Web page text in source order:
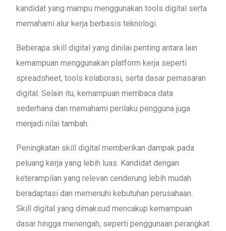
kandidat yang mampu menggunakan tools digital serta
memahami alur kerja berbasis teknologi.
Beberapa skill digital yang dinilai penting antara lain
kemampuan menggunakan platform kerja seperti
spreadsheet, tools kolaborasi, serta dasar pemasaran
digital. Selain itu, kemampuan membaca data
sederhana dan memahami perilaku pengguna juga
menjadi nilai tambah.
Peningkatan skill digital memberikan dampak pada
peluang kerja yang lebih luas. Kandidat dengan
keterampilan yang relevan cenderung lebih mudah
beradaptasi dan memenuhi kebutuhan perusahaan.
Skill digital yang dimaksud mencakup kemampuan
dasar hingga menengah, seperti penggunaan perangkat